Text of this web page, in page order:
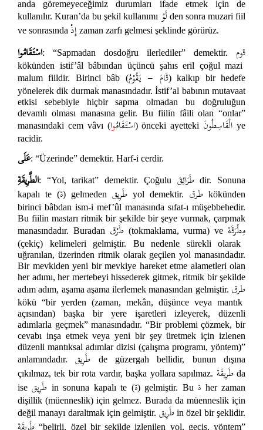
anda göremeyeceğimiz durumları ifade etmek için de
kullanılır. Kuran’da bu şekil kullanımı لَوْ den sonra muzari fiil
ve sonrasında إِذْ zaman zarfı gelmesi şeklinde görürüz.
اسْتَقَامُوا: “Sapmadan dosdoğru ilerlediler” demektir. قوم
kökünden istif’âl bâbından üçüncü şahıs eril çoğul mazi
malum fiildir. Birinci bâb (قَامَ - يَقُوْمُ) kalkıp bir hedefe
yönelerek dik durmak manasındadır. İstif’al babının mutavaat
etkisi sebebiyle hiçbir sapma olmadan bu doğruluğun
devamlı olması manasına gelir. Bu fiilin fâili olan “onlar”
manasındaki cem vâvı ( اسْتَقَامُوا ) önceki ayetteki الْقَاسِطُونَ ye
racidir.
عَلَى: “Üzerinde” demektir. Harf-i cerdir.
الطَّرِيقَةِ: “Yol, tarikat” demektir. Çoğulu طَرَائِقَdir. Sonuna
kapalı te (ة) gelmeden طَرِيق yol demektir. طرق kökünden
birinci bâbdan ism-i mef’ûl manasında sıfat-ı müşebbehedir.
Bu fiilin mastarı ritmik bir şekilde bir şeye vurmak, çarpmak
manasındadır. Buradan طَرْق(tokmaklama, vurma) veمِطْرَقَة
(çekiç) kelimeleri gelmiştir. Bu nedenle sürekli olarak
uğranılan, üzerinden ritmik olarak geçilen yol manasındadır.
Bir mevkiden yeni bir mevkiye hareket etme alametleri olan
her adımı, her mertebeyi hissederek gitmek, ritmik bir şekilde
adım adım, aşama aşama ilerlemek manasından gelmiştir. طرق
kökü “bir yerden (zaman, mekân, düşünce veya mantık
açısından) başka bir yere işaretleri izleyerek, düzenli
adımlarla geçmek” manasındadır. “Bir problemi çözmek, bir
cevabı inşa etmek veya yeni bir şey üretmek için izlenen
düzenli mantıksal adımlar dizisi (çalışma programı, yöntem)”
anlamındadır.طَرِيق de güzergah bellidir, bunun dışına
çıkılmaz, tek bir rota vardır, başka yollara sapılmaz. طَرِيقَةda
iseطَرِيق in sonuna kapalı te (ة) gelmiştir. Buة her zaman
dişillik (müenneslik) için gelmez. Burada da müenneslik için
değil manayı daraltmak için gelmiştir. طَرِيقin özel bir şeklidir.
“belirli, özel bir şekilde izlenilen yol, geçiş, yöntem”